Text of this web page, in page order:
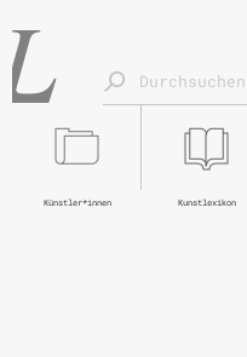
Kunstlexikon
Künstler*innen